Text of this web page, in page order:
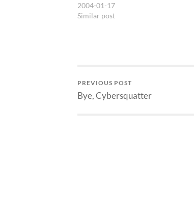
(aku nggak mau susah-susah
mencoba mengingat namanya),
2004-01-17
Similar post
PREVIOUS POST
Bye, Cybersquatter